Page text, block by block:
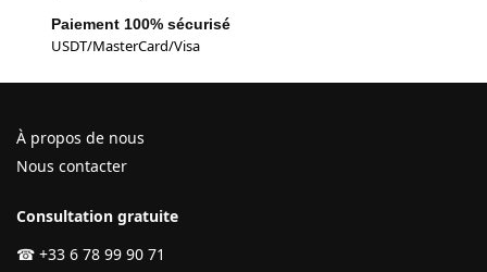
Paiement 100% sécurisé
USDT/MasterCard/Visa
À propos de nous
Nous contacter
Consultation gratuite
☎ +33 6 78 99 90 71